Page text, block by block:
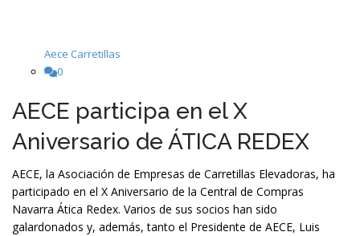
Aece Carretillas
0
AECE participa en el X
Aniversario de ÁTICA REDEX
AECE, la Asociación de Empresas de Carretillas Elevadoras, ha
participado en el X Aniversario de la Central de Compras
Navarra Ática Redex. Varios de sus socios han sido
galardonados y, además, tanto el Presidente de AECE, Luis